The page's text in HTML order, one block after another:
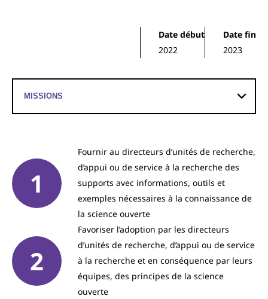
Date début
2022
Date fin
2023
Fournir au directeurs d’unités de recherche,
d’appui ou de service à la recherche des
supports avec informations, outils et
exemples nécessaires à la connaissance de
la science ouverte
Favoriser l’adoption par les directeurs
d’unités de recherche, d’appui ou de service
à la recherche et en conséquence par leurs
équipes, des principes de la science
ouverte